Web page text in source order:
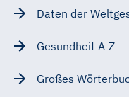
Daten der
Gesundheit A-Z
Großes